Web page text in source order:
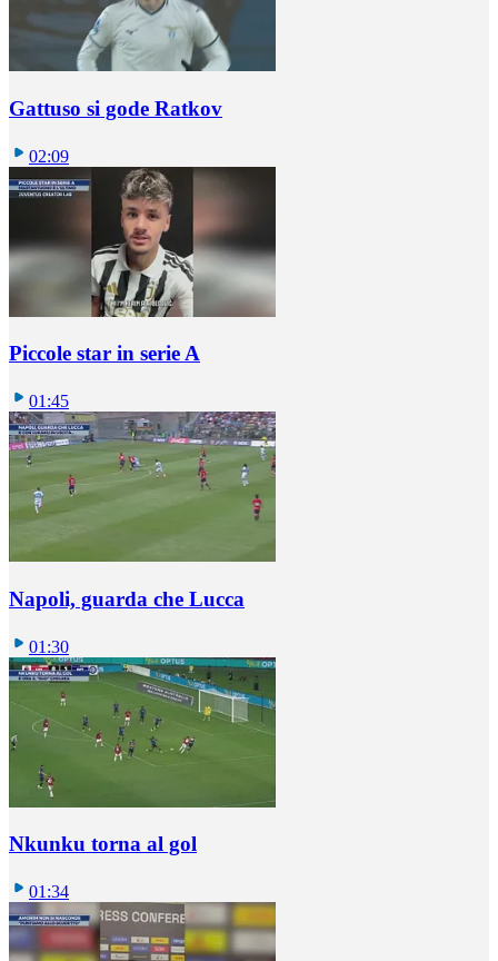
Gattuso si gode Ratkov
02:09
Piccole star in serie A
01:45
Napoli, guarda che Lucca
01:30
Nkunku torna al gol
01:34